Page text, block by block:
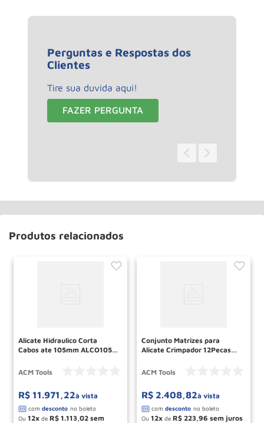
Perguntas e Respostas dos
Clientes
Tire sua duvida aqui!
FAZER PERGUNTA
Produtos relacionados
Alicate Hidraulico Corta
Cabos ate 105mm ALCO105-
ACM Tools
R$ 11.971 ,22à vista
Ou 12 de R$ 1.113 02
Conjunto Matrizes para
Alicate Crimpador 12Pecas
ACM Tools
R$ 2.408,82à vista
Ou 12 de R$ 223 96